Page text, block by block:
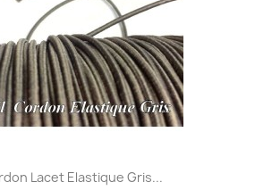
Lacet Elastique Gris...